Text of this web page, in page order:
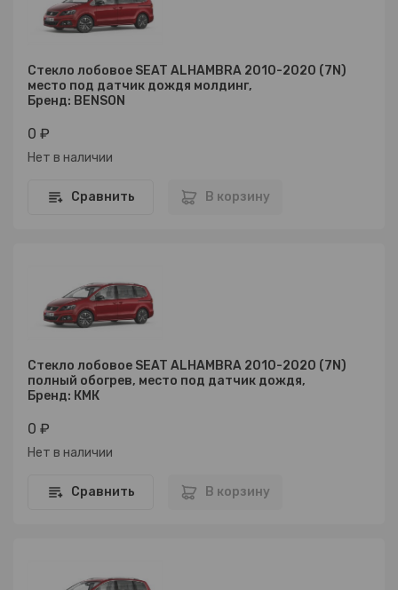
Стекло лобовое SEAT ALHAMBRA 2010-2020 (7N)
место под датчик дождя молдинг,
Бренд: BENSON
0 ₽
Нет в наличии
Сравнить В корзину
Стекло лобовое SEAT ALHAMBRA 2010-2020 (7N)
полный обогрев, место под датчик дождя,
Бренд: КМК
0 ₽
Нет в наличии
Сравнить В корзину